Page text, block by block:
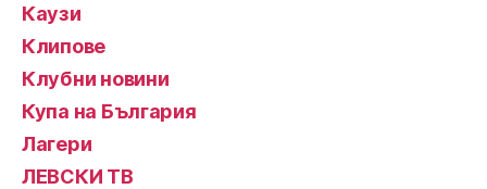
Каузи
Клипове
Клубни новини
Купа на България
Лагери
ЛЕВСКИ ТВ